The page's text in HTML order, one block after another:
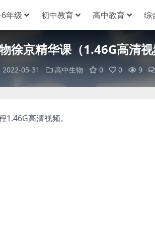
年级 初中教育 高中教育 综
徐京精华课（1.46G高清
2022-05-31 高中生物 0 0 9
高清视频。